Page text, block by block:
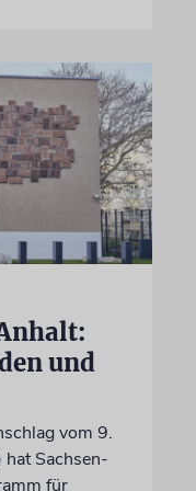
und
vom 9.
Sachsen-
für